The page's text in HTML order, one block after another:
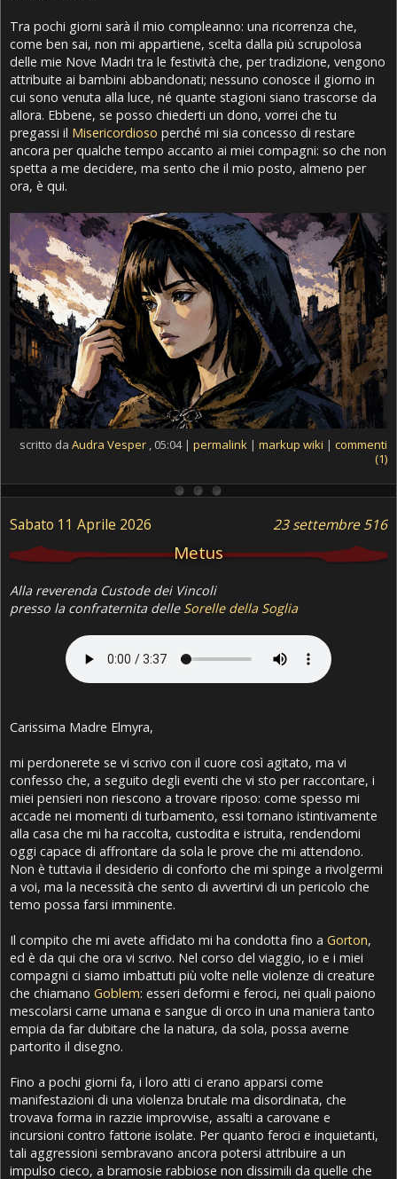
Tra pochi giorni sarà il mio compleanno: una ricorrenza che,
come ben sai, non mi appartiene, scelta dalla più scrupolosa
delle mie Nove Madri tra le festività che, per tradizione, vengono
attribuite ai bambini abbandonati; nessuno conosce il giorno in
cui sono venuta alla luce, né quante stagioni siano trascorse da
allora. Ebbene, se posso chiederti un dono, vorrei che tu
pregassi il Misericordioso perché mi sia concesso di restare
ancora per qualche tempo accanto ai miei compagni: so che non
spetta a me decidere, ma sento che il mio posto, almeno per
ora, è qui.
scritto da Audra Vesper , 05:04 | permalink | markup wiki | commenti
(1)
23 settembre 516
Sabato 11 Aprile 2026
Metus
Alla reverenda Custode dei Vincoli
presso la confraternita delle Sorelle della Soglia
Carissima Madre Elmyra,
mi perdonerete se vi scrivo con il cuore così agitato, ma vi
confesso che, a seguito degli eventi che vi sto per raccontare, i
miei pensieri non riescono a trovare riposo: come spesso mi
accade nei momenti di turbamento, essi tornano istintivamente
alla casa che mi ha raccolta, custodita e istruita, rendendomi
oggi capace di affrontare da sola le prove che mi attendono.
Non è tuttavia il desiderio di conforto che mi spinge a rivolgermi
a voi, ma la necessità che sento di avvertirvi di un pericolo che
temo possa farsi imminente.
Il compito che mi avete affidato mi ha condotta fino a Gorton,
ed è da qui che ora vi scrivo. Nel corso del viaggio, io e i miei
compagni ci siamo imbattuti più volte nelle violenze di creature
che chiamano Goblem: esseri deformi e feroci, nei quali paiono
mescolarsi carne umana e sangue di orco in una maniera tanto
empia da far dubitare che la natura, da sola, possa averne
partorito il disegno.
Fino a pochi giorni fa, i loro atti ci erano apparsi come
manifestazioni di una violenza brutale ma disordinata, che
trovava forma in razzie improvvise, assalti a carovane e
incursioni contro fattorie isolate. Per quanto feroci e inquietanti,
tali aggressioni sembravano ancora potersi attribuire a un
impulso cieco, a bramosie rabbiose non dissimili da quelle che